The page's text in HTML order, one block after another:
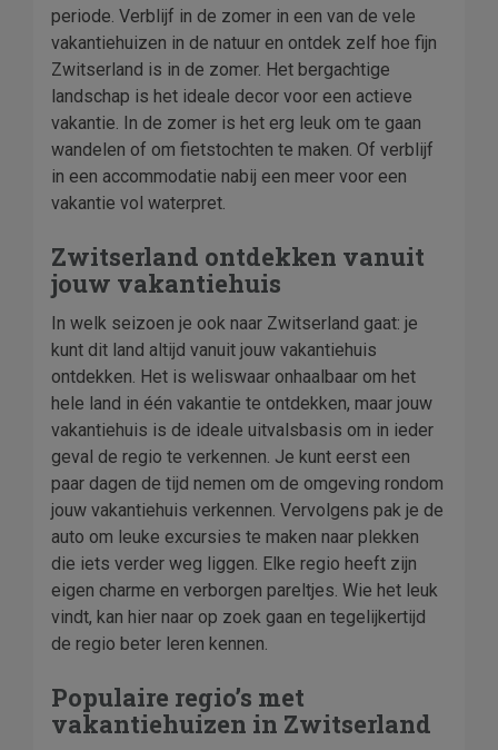
periode. Verblijf in de zomer in een van de vele
vakantiehuizen in de natuur en ontdek zelf hoe fijn
Zwitserland is in de zomer. Het bergachtige
landschap is het ideale decor voor een actieve
vakantie. In de zomer is het erg leuk om te gaan
wandelen of om fietstochten te maken. Of verblijf
in een accommodatie nabij een meer voor een
vakantie vol waterpret.
Zwitserland ontdekken vanuit
jouw vakantiehuis
In welk seizoen je ook naar Zwitserland gaat: je
kunt dit land altijd vanuit jouw vakantiehuis
ontdekken. Het is weliswaar onhaalbaar om het
hele land in één vakantie te ontdekken, maar jouw
vakantiehuis is de ideale uitvalsbasis om in ieder
geval de regio te verkennen. Je kunt eerst een
paar dagen de tijd nemen om de omgeving rondom
jouw vakantiehuis verkennen. Vervolgens pak je de
auto om leuke excursies te maken naar plekken
die iets verder weg liggen. Elke regio heeft zijn
eigen charme en verborgen pareltjes. Wie het leuk
vindt, kan hier naar op zoek gaan en tegelijkertijd
de regio beter leren kennen.
Populaire regio’s met
vakantiehuizen in Zwitserland